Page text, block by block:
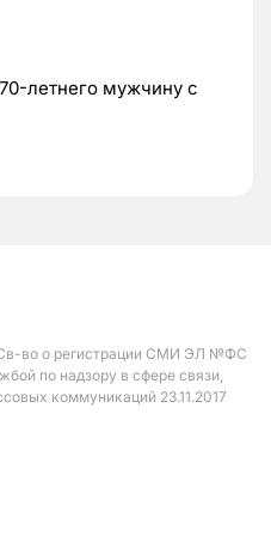
летнего мужчину с
во о регистрации СМИ ЭЛ №ФС
по надзору в сфере связи,
коммуникаций 23.11.2017